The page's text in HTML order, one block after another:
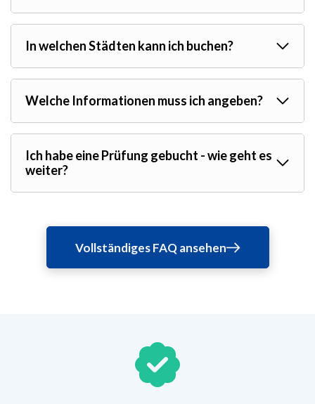
In welchen Städten kann ich buchen?
Welche Informationen muss ich angeben?
Ich habe eine Prüfung gebucht - wie geht es
weiter?
Vollständiges FAQ ansehen